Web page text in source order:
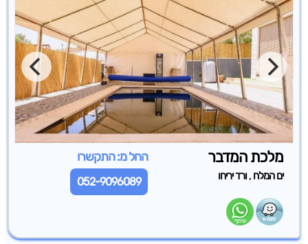
מלכת המדבר החל מ: התקשרו
ים המלח ,ורד יריחו 052-9096089